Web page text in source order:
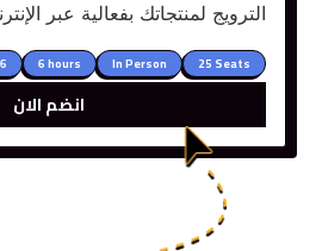
الترويج لمنتجاتك بفعالية عبر
25 Seats
In Person
6 hours
انضم الان